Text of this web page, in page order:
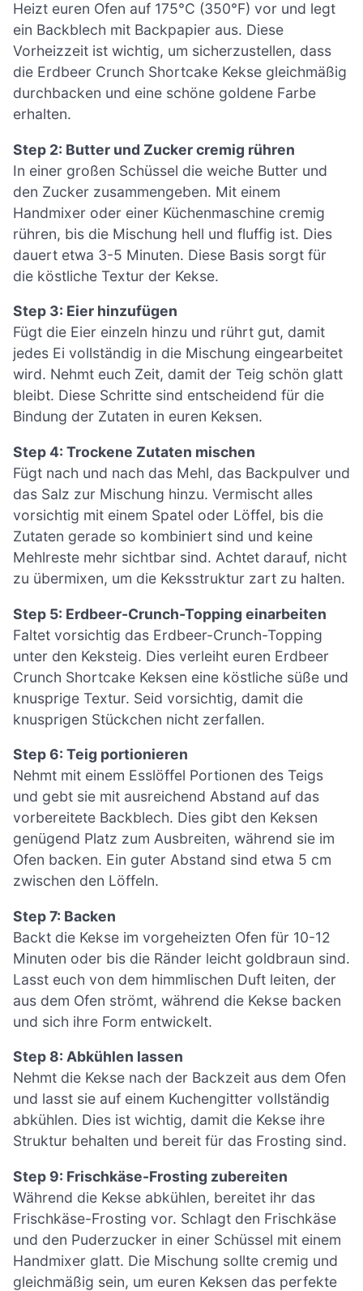
Heizt euren Ofen auf 175°C (350°F) vor und legt
ein Backblech mit Backpapier aus. Diese
Vorheizzeit ist wichtig, um sicherzustellen, dass
die Erdbeer Crunch Shortcake Kekse gleichmäßig
durchbacken und eine schöne goldene Farbe
erhalten.
Step 2: Butter und Zucker cremig rühren
In einer großen Schüssel die weiche Butter und
den Zucker zusammengeben. Mit einem
Handmixer oder einer Küchenmaschine cremig
rühren, bis die Mischung hell und fluffig ist. Dies
dauert etwa 3-5 Minuten. Diese Basis sorgt für
die köstliche Textur der Kekse.
Step 3: Eier hinzufügen
Fügt die Eier einzeln hinzu und rührt gut, damit
jedes Ei vollständig in die Mischung eingearbeitet
wird. Nehmt euch Zeit, damit der Teig schön glatt
bleibt. Diese Schritte sind entscheidend für die
Bindung der Zutaten in euren Keksen.
Step 4: Trockene Zutaten mischen
Fügt nach und nach das Mehl, das Backpulver und
das Salz zur Mischung hinzu. Vermischt alles
vorsichtig mit einem Spatel oder Löffel, bis die
Zutaten gerade so kombiniert sind und keine
Mehlreste mehr sichtbar sind. Achtet darauf, nicht
zu übermixen, um die Keksstruktur zart zu halten.
Step 5: Erdbeer-Crunch-Topping einarbeiten
Faltet vorsichtig das Erdbeer-Crunch-Topping
unter den Keksteig. Dies verleiht euren Erdbeer
Crunch Shortcake Keksen eine köstliche süße und
knusprige Textur. Seid vorsichtig, damit die
knusprigen Stückchen nicht zerfallen.
Step 6: Teig portionieren
Nehmt mit einem Esslöffel Portionen des Teigs
und gebt sie mit ausreichend Abstand auf das
vorbereitete Backblech. Dies gibt den Keksen
genügend Platz zum Ausbreiten, während sie im
Ofen backen. Ein guter Abstand sind etwa 5 cm
zwischen den Löffeln.
Step 7: Backen
Backt die Kekse im vorgeheizten Ofen für 10-12
Minuten oder bis die Ränder leicht goldbraun sind.
Lasst euch von dem himmlischen Duft leiten, der
aus dem Ofen strömt, während die Kekse backen
und sich ihre Form entwickelt.
Step 8: Abkühlen lassen
Nehmt die Kekse nach der Backzeit aus dem Ofen
und lasst sie auf einem Kuchengitter vollständig
abkühlen. Dies ist wichtig, damit die Kekse ihre
Struktur behalten und bereit für das Frosting sind.
Step 9: Frischkäse-Frosting zubereiten
Während die Kekse abkühlen, bereitet ihr das
Frischkäse-Frosting vor. Schlagt den Frischkäse
und den Puderzucker in einer Schüssel mit einem
Handmixer glatt. Die Mischung sollte cremig und
gleichmäßig sein, um euren Keksen das perfekte